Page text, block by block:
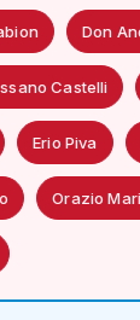
Don
Castelli
Erio Piva
Orazio